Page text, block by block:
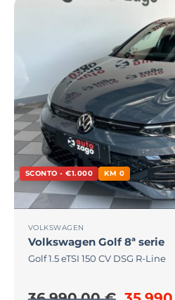
SCONTO - €1.000 KM 0
VOLKSWAGEN
Volkswagen Golf 8ª serie
Golf 1.5 eTSI 150 CV DSG R-Line